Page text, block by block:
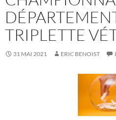
TRIPLETTE
31 MAI 2021 ERIC BENOIST